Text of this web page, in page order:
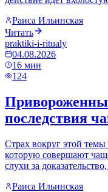
Раиса Ильинская
Читать
praktiki-i-ritualy
04.08.2026
16 мин
124
последствия
Страх вокруг этой
которую совершают
слухи за
Раиса Ильинская